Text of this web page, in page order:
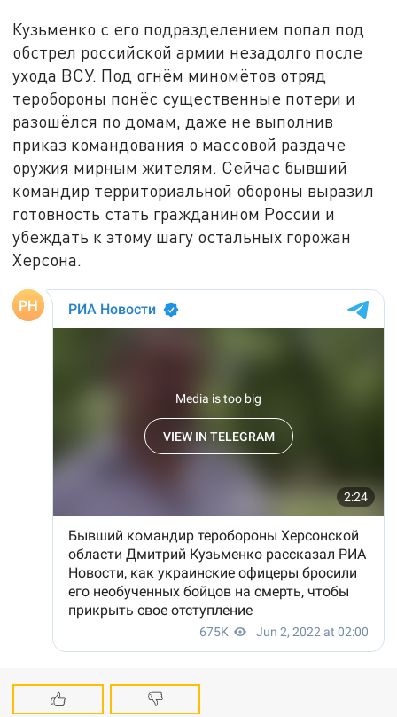
Кузьменко с его подразделением попал под
обстрел российской армии незадолго после
ухода ВСУ. Под огнём миномётов отряд
теробороны понёс существенные потери и
разошёлся по домам, даже не выполнив
приказ командования о массовой раздаче
оружия мирным жителям. Сейчас бывший
командир территориальной обороны выразил
готовность стать гражданином России и
убеждать к этому шагу остальных горожан
Херсона.